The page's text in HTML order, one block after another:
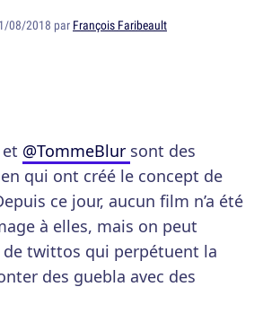
08/2018 par François Faribeault
et @TommeBlur sont des
qui ont créé le concept de
ce jour, aucun film n’a été
à elles, mais on peut
twittos qui perpétuent la
des guebla avec des